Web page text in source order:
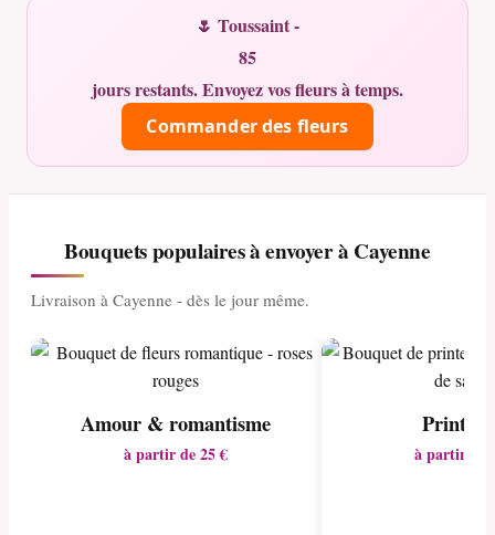
🌷 Toussaint -
85
jours restants. Envoyez vos fleurs à temps.
Commander des fleurs
Bouquets populaires à envoyer à Cayenne
Livraison à Cayenne - dès le jour même.
Amour & romantisme
à partir de 25 € à partir de